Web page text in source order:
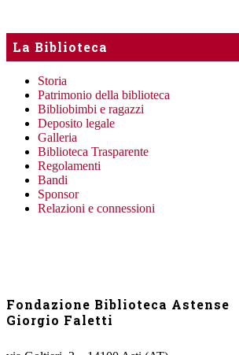
La Biblioteca
Storia
Patrimonio della biblioteca
Bibliobimbi e ragazzi
Deposito legale
Galleria
Biblioteca Trasparente
Regolamenti
Bandi
Sponsor
Relazioni e connessioni
Fondazione Biblioteca Astense
Giorgio Faletti